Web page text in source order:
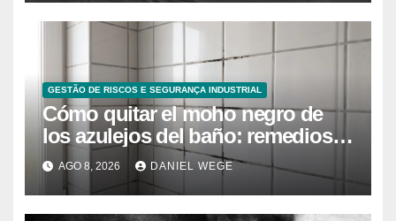
GESTÃO DE RISCOS E SEGURANÇA INDUSTRIAL
Cómo quitar el moho negro de
los azulejos del baño: remedios
caseros efectivos
AGO 8, 2026 DANIEL WEGE